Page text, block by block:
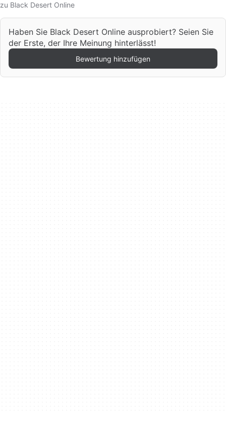
zu Black Desert Online
Haben Sie Black Desert Online ausprobiert? Seien Sie
der Erste, der Ihre Meinung hinterlässt!
Bewertung hinzufügen